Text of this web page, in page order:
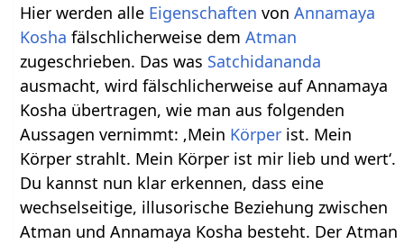
Hier werden alle Eigenschaften vonAnnamaya
Kosha fälschlicherweise demAtman
zugeschrieben. Das was Satchidananda
ausmacht, wird fälschlicherweise auf Annamaya
Kosha übertragen, wie man aus folgenden
Aussagen vernimmt: ‚Mein Körper ist. Mein
Körper strahlt. Mein Körper ist mir lieb und wert‘.
Du kannst nun klar erkennen, dass eine
wechselseitige, illusorische Beziehung zwischen
Atman und Annamaya Kosha besteht. Der Atman